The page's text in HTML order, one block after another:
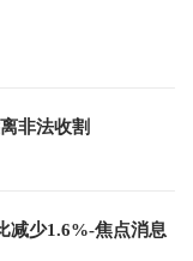
非法收割
减少1.6%-焦点消息